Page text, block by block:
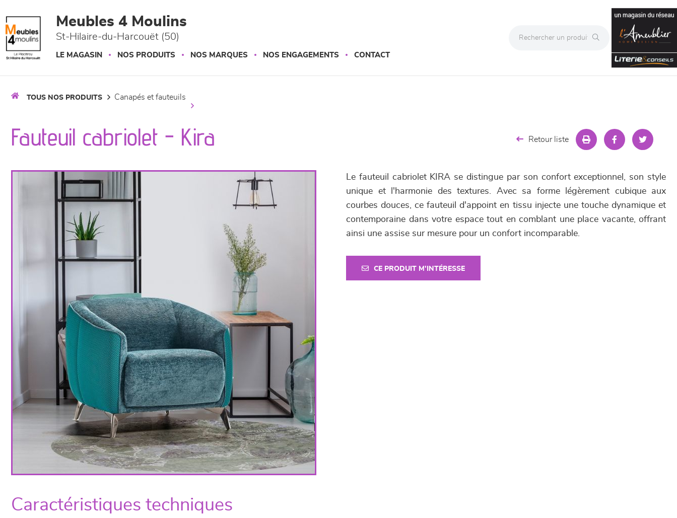
Meubles 4 Moulins
St-Hilaire-du-Harcouët (50)
LE MAGASIN NOS PRODUITS NOS MARQUES NOS ENGAGEMENTS CONTACT
TOUS NOS PRODUITS canapés et fauteuils
Fauteuil cabriolet - Kira Retour liste
Le fauteuil cabriolet KIRA se distingue par son confort exceptionnel, son style
unique et l'harmonie des textures. Avec sa forme légèrement cubique aux
courbes douces, ce fauteuil d'appoint en tissu injecte une touche dynamique et
contemporaine dans votre espace tout en comblant une place vacante, offrant
ainsi une assise sur mesure pour un confort incomparable.
CE PRODUIT M'INTÉRESSE
Caractéristiques techniques